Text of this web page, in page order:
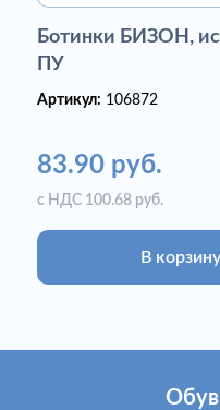
Ботинки БИЗОН,
ПУ
Артикул: 106872
83.90 руб.
с НДС 100.68 руб.
В корзину